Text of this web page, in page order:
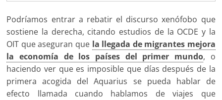
Podríamos entrar a rebatir el discurso xenófobo que
sostiene la derecha, citando estudios de la OCDE y la
OIT que aseguran que la llegada de migrantes mejora
la economía de los países del primer mundo, o
haciendo ver que es imposible que días después de la
primera acogida del Aquarius se pueda hablar de
efecto llamada cuando hablamos de viajes que